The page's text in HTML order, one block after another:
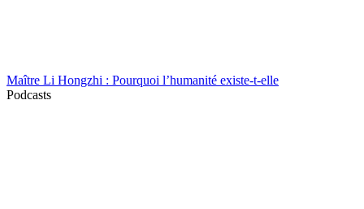
Maître Li Hongzhi : Pourquoi l’humanité existe-t-elle
Podcasts